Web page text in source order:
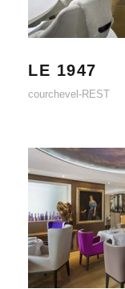
LE 1947
courchevel-REST